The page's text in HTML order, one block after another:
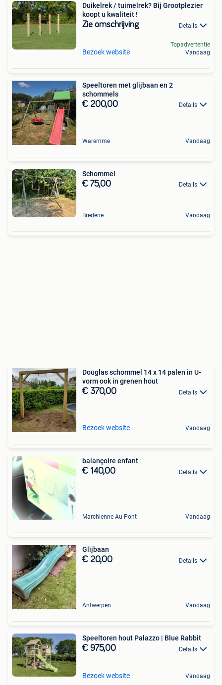
Duikelrek / tuimelrek? Bij Grootplezier
koopt u kwaliteit !
Zie omschrijving Details
Bezoek website
Topadvertentie
Vandaag
Speeltoren met glijbaan en 2
schommels
€ 200,00 Details
Waremme Vandaag
Schommel
€ 75,00 Details
Bredene Vandaag
Douglas schommel 14 x 14 palen in U-
vorm ook in grenen hout
€ 370,00 Details
Bezoek website Vandaag
balançoire enfant
€ 140,00 Details
Marchienne-Au-Pont Vandaag
Glijbaan
€ 20,00 Details
Antwerpen Vandaag
Speeltoren hout Palazzo | Blue Rabbit
€ 975,00 Details
Bezoek website Vandaag